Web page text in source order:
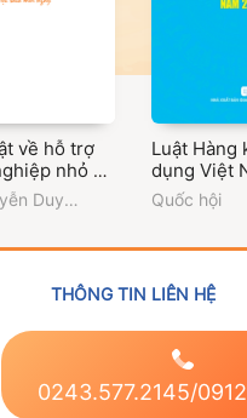
về hỗ trợ
nhỏ và
Nam: Lý
tiễn
Duy
GV.
Luật Hàng
dụng Việt
2025
Quốc hội
THÔNG TIN LIÊN HỆ
0243.577.2145/